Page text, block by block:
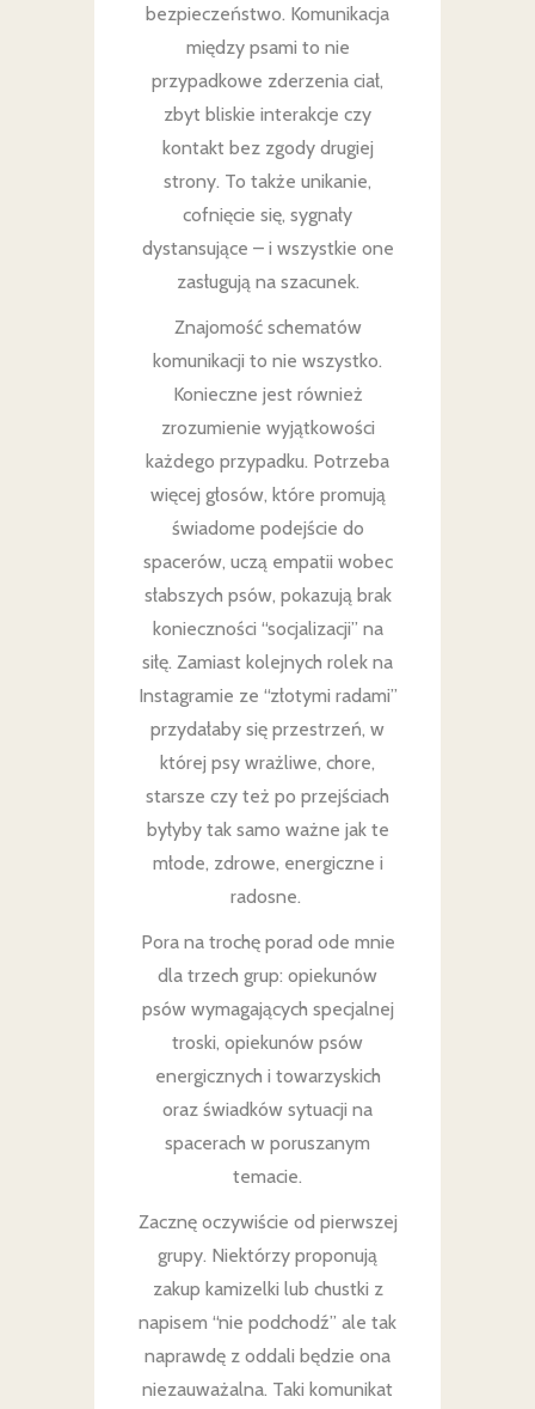
bezpieczeństwo. Komunikacja
między psami to nie
przypadkowe zderzenia ciał,
zbyt bliskie interakcje czy
kontakt bez zgody drugiej
strony. To także unikanie,
cofnięcie się, sygnały
dystansujące – i wszystkie one
zasługują na szacunek.
Znajomość schematów
komunikacji to nie wszystko.
Konieczne jest również
zrozumienie wyjątkowości
każdego przypadku. Potrzeba
więcej głosów, które promują
świadome podejście do
spacerów, uczą empatii wobec
słabszych psów, pokazują brak
konieczności “socjalizacji” na
siłę. Zamiast kolejnych rolek na
Instagramie ze “złotymi radami”
przydałaby się przestrzeń, w
której psy wrażliwe, chore,
starsze czy też po przejściach
byłyby tak samo ważne jak te
młode, zdrowe, energiczne i
radosne.
Pora na trochę porad ode mnie
dla trzech grup: opiekunów
psów wymagających specjalnej
troski, opiekunów psów
energicznych i towarzyskich
oraz świadków sytuacji na
spacerach w poruszanym
temacie.
Zacznę oczywiście od pierwszej
grupy. Niektórzy proponują
zakup kamizelki lub chustki z
napisem “nie podchodź” ale tak
naprawdę z oddali będzie ona
niezauważalna. Taki komunikat